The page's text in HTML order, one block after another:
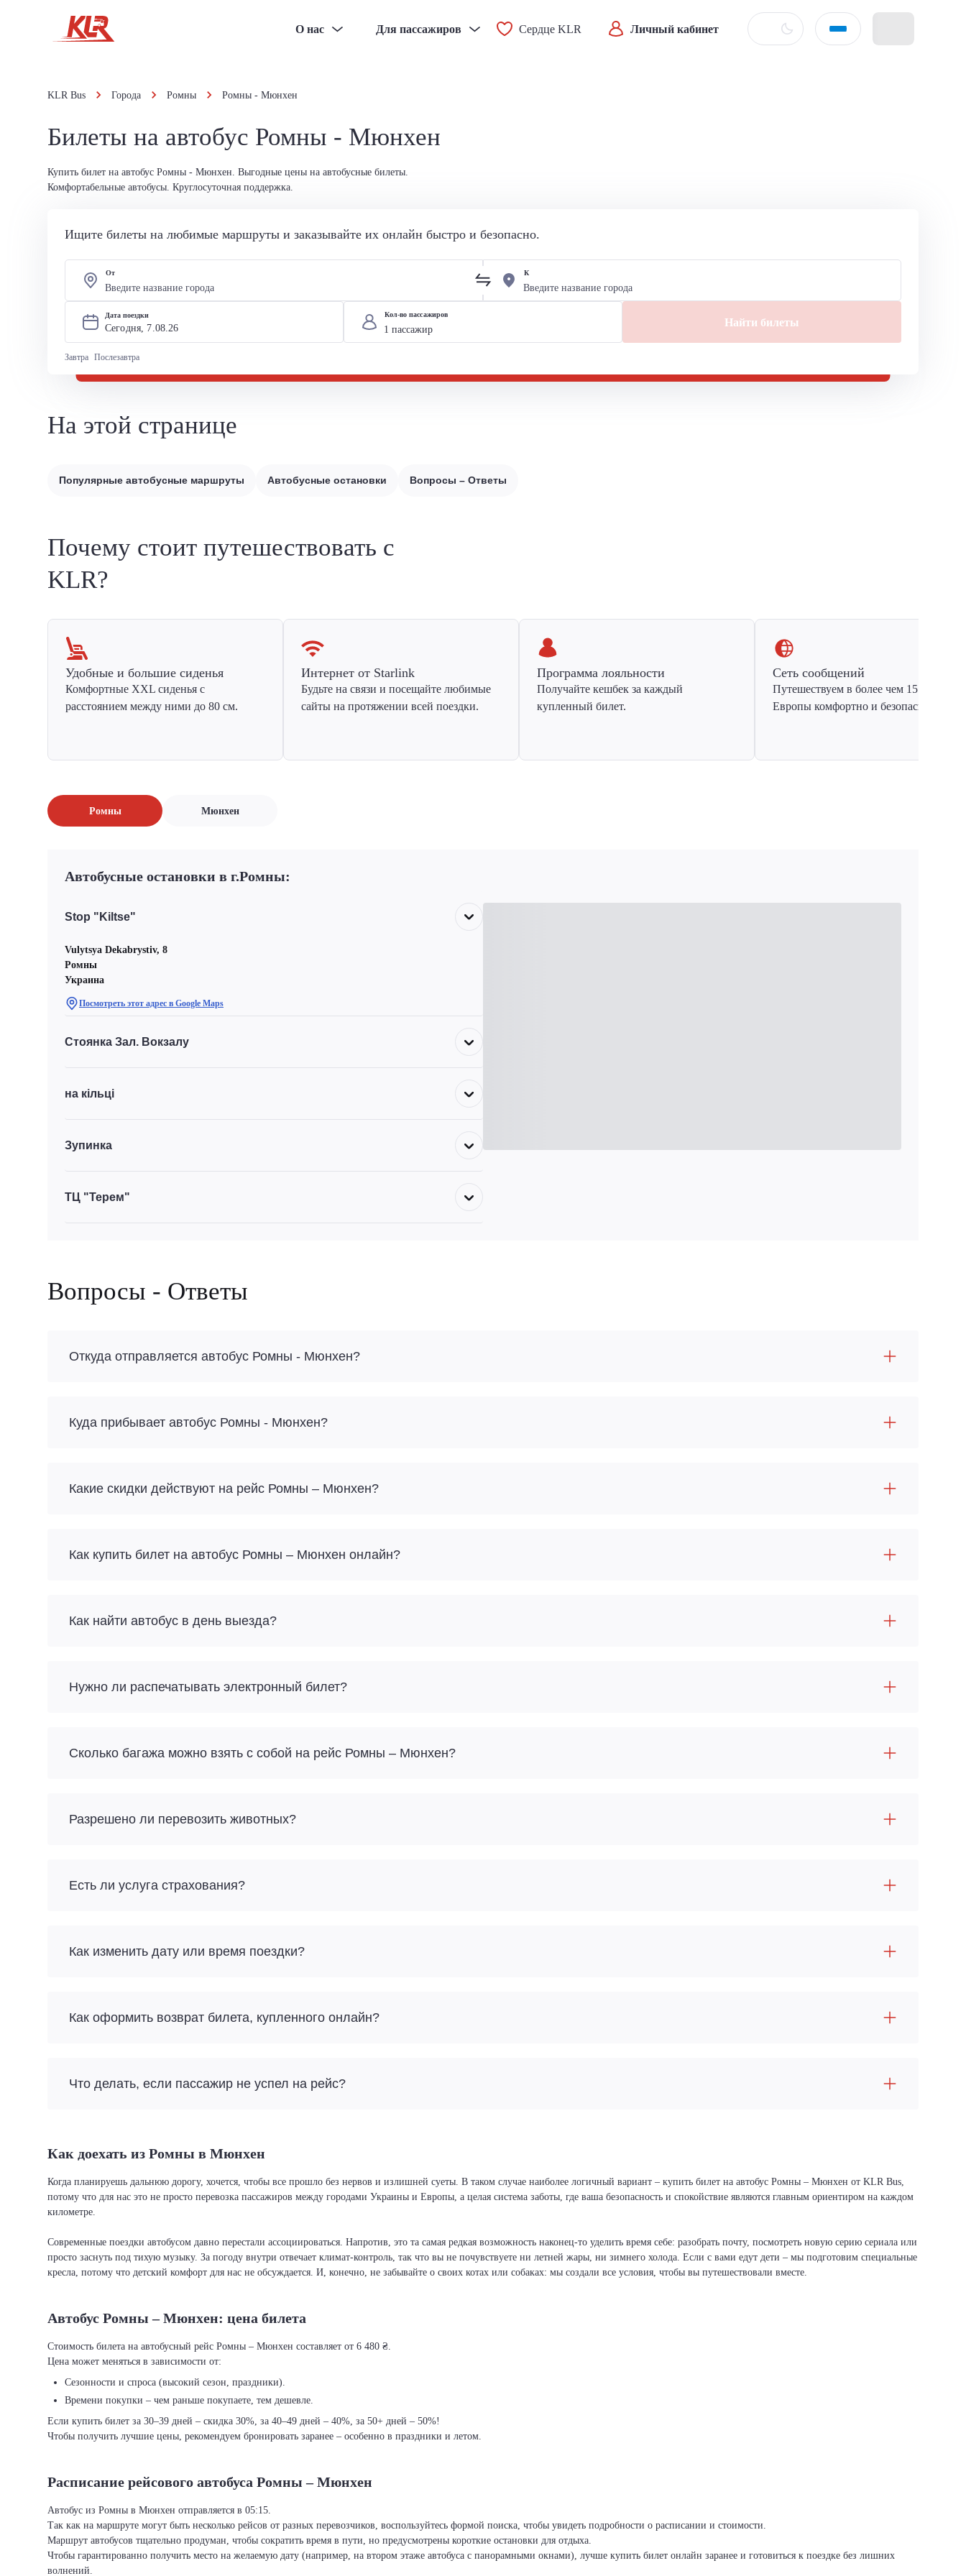
О нас Для пассажиров Сердце KLR Личный кабинет
KLR Bus Города Ромны Ромны - Мюнхен
Билеты на автобус Ромны - Мюнхен
Купить билет на автобус Ромны - Мюнхен. Выгодные цены на автобусные билеты.
Комфортабельные автобусы. Круглосуточная поддержка.
Ищите билеты на любимые маршруты и заказывайте их онлайн быстро и безопасно.
От К
Дата поездки
Сегодня, 7.08.26
Завтра Послезавтра
Кол-во пассажиров
Найти билеты
На этой странице
Популярные автобусные маршруты Автобусные остановки Вопросы – Ответы
Почему стоит путешествовать с
KLR?
Удобные и большие сиденья
Комфортные XXL сиденья с
расстоянием между ними до 80 см.
Интернет от Starlink
Будьте на связи и посещайте любимые
сайты на протяжении всей поездки.
Программа лояльности
Получайте кешбек за каждый
купленный билет.
Сеть сообщений
Путешествуем в более чем 15 стран
Европы комфортно и безопасно.
Ромны Мюнхен
Автобусные остановки в г.Ромны:
Stop "Kiltse"
Vulytsya Dekabrystiv, 8
Ромны
Украина
Посмотреть этот адрес в Google Maps
Стоянка Зал. Вокзалу
на кільці
Зупинка
ТЦ "Терем"
Вопросы - Ответы
Откуда отправляется автобус Ромны - Мюнхен?
Куда прибывает автобус Ромны - Мюнхен?
Какие скидки действуют на рейс Ромны – Мюнхен?
Как купить билет на автобус Ромны – Мюнхен онлайн?
Как найти автобус в день выезда?
Нужно ли распечатывать электронный билет?
Сколько багажа можно взять с собой на рейс Ромны – Мюнхен?
Разрешено ли перевозить животных?
Есть ли услуга страхования?
Как изменить дату или время поездки?
Как оформить возврат билета, купленного онлайн?
Что делать, если пассажир не успел на рейс?
Как доехать из Ромны в Мюнхен
Когда планируешь дальнюю дорогу, хочется, чтобы все прошло без нервов и излишней суеты. В таком случае наиболее логичный вариант – купить билет на автобус Ромны – Мюнхен от KLR Bus,
потому что для нас это не просто перевозка пассажиров между городами Украины и Европы, а целая система заботы, где ваша безопасность и спокойствие являются главным ориентиром на каждом
километре.
Современные поездки автобусом давно перестали ассоциироваться. Напротив, это та самая редкая возможность наконец-то уделить время себе: разобрать почту, посмотреть новую серию сериала или
просто заснуть под тихую музыку. За погоду внутри отвечает климат-контроль, так что вы не почувствуете ни летней жары, ни зимнего холода. Если с вами едут дети – мы подготовим специальные
кресла, потому что детский комфорт для нас не обсуждается. И, конечно, не забывайте о своих котах или собаках: мы создали все условия, чтобы вы путешествовали вместе.
Автобус Ромны – Мюнхен: цена билета
Стоимость билета на автобусный рейс Ромны – Мюнхен составляет от 6 480 ₴.
Цена может меняться в зависимости от:
Сезонности и спроса (высокий сезон, праздники).
Времени покупки – чем раньше покупаете, тем дешевле.
Если купить билет за 30–39 дней – скидка 30%, за 40–49 дней – 40%, за 50+ дней – 50%!
Чтобы получить лучшие цены, рекомендуем бронировать заранее – особенно в праздники и летом.
Расписание рейсового автобуса Ромны – Мюнхен
Автобус из Ромны в Мюнхен отправляется в 05:15.
Так как на маршруте могут быть несколько рейсов от разных перевозчиков, воспользуйтесь формой поиска, чтобы увидеть подробности о расписании и стоимости.
Маршрут автобусов тщательно продуман, чтобы сократить время в пути, но предусмотрены короткие остановки для отдыха.
Чтобы гарантированно получить место на желаемую дату (например, на втором этаже автобуса с панорамными окнами), лучше купить билет онлайн заранее и готовиться к поездке без лишних
волнений.